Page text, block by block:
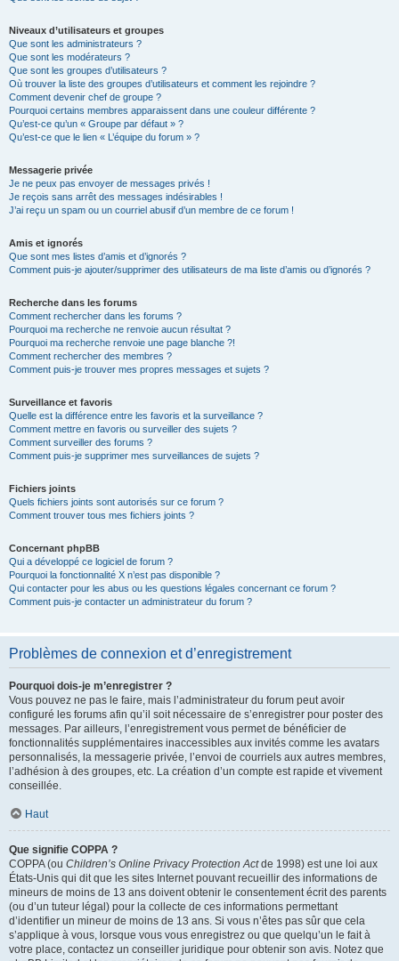
Niveaux d’utilisateurs et groupes
Que sont les administrateurs ?
Que sont les modérateurs ?
Que sont les groupes d’utilisateurs ?
Où trouver la liste des groupes d’utilisateurs et comment les rejoindre ?
Comment devenir chef de groupe ?
Pourquoi certains membres apparaissent dans une couleur différente ?
Qu’est-ce qu’un « Groupe par défaut » ?
Qu’est-ce que le lien « L’équipe du forum » ?
Messagerie privée
Je ne peux pas envoyer de messages privés !
Je reçois sans arrêt des messages indésirables !
J’ai reçu un spam ou un courriel abusif d’un membre de ce forum !
Amis et ignorés
Que sont mes listes d’amis et d’ignorés ?
Comment puis-je ajouter/supprimer des utilisateurs de ma liste d’amis ou d’ignorés ?
Recherche dans les forums
Comment rechercher dans les forums ?
Pourquoi ma recherche ne renvoie aucun résultat ?
Pourquoi ma recherche renvoie une page blanche ?!
Comment rechercher des membres ?
Comment puis-je trouver mes propres messages et sujets ?
Surveillance et favoris
Quelle est la différence entre les favoris et la surveillance ?
Comment mettre en favoris ou surveiller des sujets ?
Comment surveiller des forums ?
Comment puis-je supprimer mes surveillances de sujets ?
Fichiers joints
Quels fichiers joints sont autorisés sur ce forum ?
Comment trouver tous mes fichiers joints ?
Concernant phpBB
Qui a développé ce logiciel de forum ?
Pourquoi la fonctionnalité X n’est pas disponible ?
Qui contacter pour les abus ou les questions légales concernant ce forum ?
Comment puis-je contacter un administrateur du forum ?
Problèmes de connexion et d’enregistrement
Pourquoi dois-je m’enregistrer ?
Vous pouvez ne pas le faire, mais l’administrateur du forum peut avoir
configuré les forums afin qu’il soit nécessaire de s’enregistrer pour poster des
messages. Par ailleurs, l’enregistrement vous permet de bénéficier de
fonctionnalités supplémentaires inaccessibles aux invités comme les avatars
personnalisés, la messagerie privée, l’envoi de courriels aux autres membres,
l’adhésion à des groupes, etc. La création d’un compte est rapide et vivement
conseillée.
Haut
Que signifie COPPA ?
COPPA (ou Children’s Online Privacy Protection Actde 1998) est une loi aux
États-Unis qui dit que les sites Internet pouvant recueillir des informations de
mineurs de moins de 13 ans doivent obtenir le consentement écrit des parents
(ou d’un tuteur légal) pour la collecte de ces informations permettant
d’identifier un mineur de moins de 13 ans. Si vous n’êtes pas sûr que cela
s’applique à vous, lorsque vous vous enregistrez ou que quelqu’un le fait à
votre place, contactez un conseiller juridique pour obtenir son avis. Notez que